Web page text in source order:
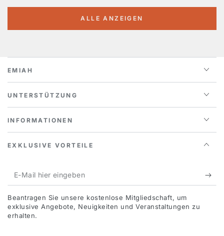
ALLE ANZEIGEN
EMIAH
UNTERSTÜTZUNG
INFORMATIONEN
EXKLUSIVE VORTEILE
E-
Mail
hier
eingeben
Beantragen Sie unsere kostenlose Mitgliedschaft, um
exklusive Angebote, Neuigkeiten und Veranstaltungen zu
erhalten.